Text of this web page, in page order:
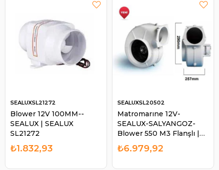
Blower 12V 100MM--
SEALUX | SEALUX
SL21272
SEALUXSL21272
₺1.832,93
Matromarıne 12V-
SEALUX-SALYANGOZ-
Blower 550 M3 Flanşlı |
SEALUX SL20502
SEALUXSL20502
₺6.979,92